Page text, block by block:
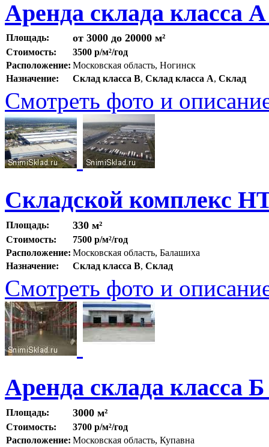
Аренда склада класса
Площадь: от 3000 до 20000 м²
Стоимость:
3500 р/м²/год
Расположение: Московская область, Ногинск
Назначение:
Склад класса B, Склад класса A, Склад
Смотреть фото и
Складской комплекс
Площадь: 330 м²
Стоимость:
7500 р/м²/год
Расположение: Московская область, Балашиха
Назначение:
Склад класса B, Склад
Смотреть фото и
Аренда склада класса
Площадь: 3000 м²
Стоимость:
3700 р/м²/год
Расположение: Московская область, Купавна